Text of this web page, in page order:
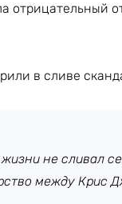
отрицательный
в сливе
не сливал
между Крис